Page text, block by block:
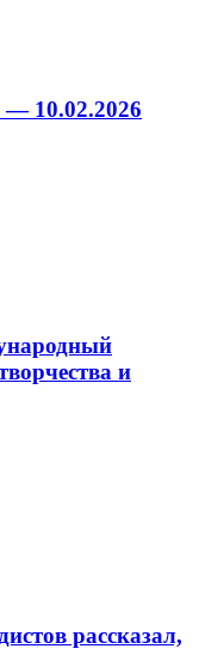
— 10.02.2026
и
рассказал,